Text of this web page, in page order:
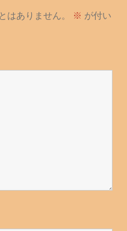
はありません。 ※ が付い